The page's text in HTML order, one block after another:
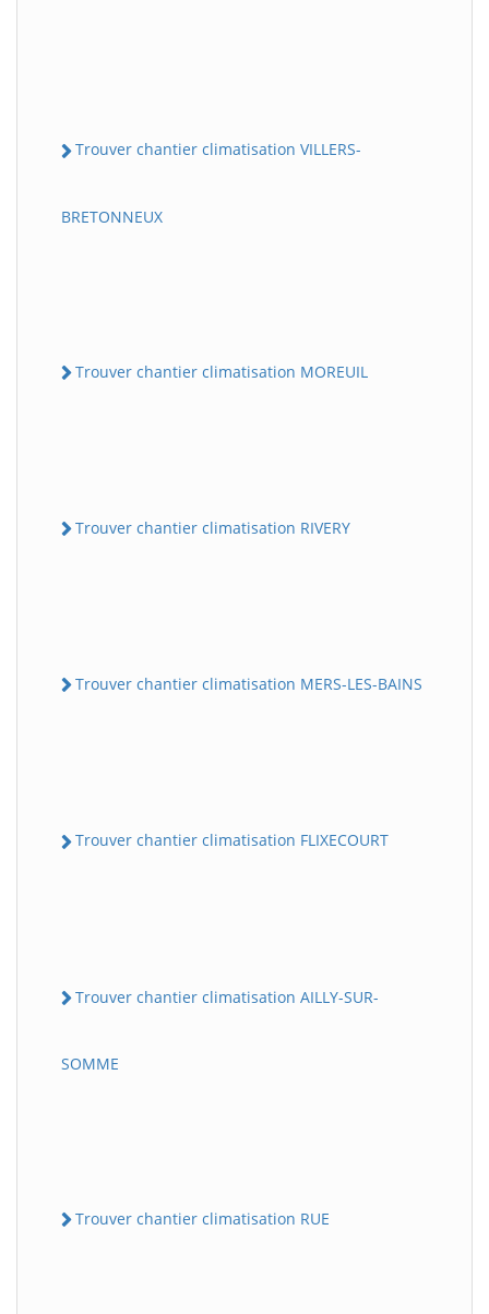
Trouver chantier climatisation VILLERS-
BRETONNEUX
Trouver chantier climatisation MOREUIL
Trouver chantier climatisation RIVERY
Trouver chantier climatisation MERS-LES-BAINS
Trouver chantier climatisation FLIXECOURT
Trouver chantier climatisation AILLY-SUR-
SOMME
Trouver chantier climatisation RUE